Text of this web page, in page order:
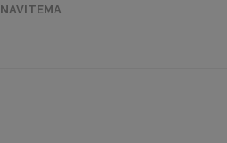
NAVITEMA